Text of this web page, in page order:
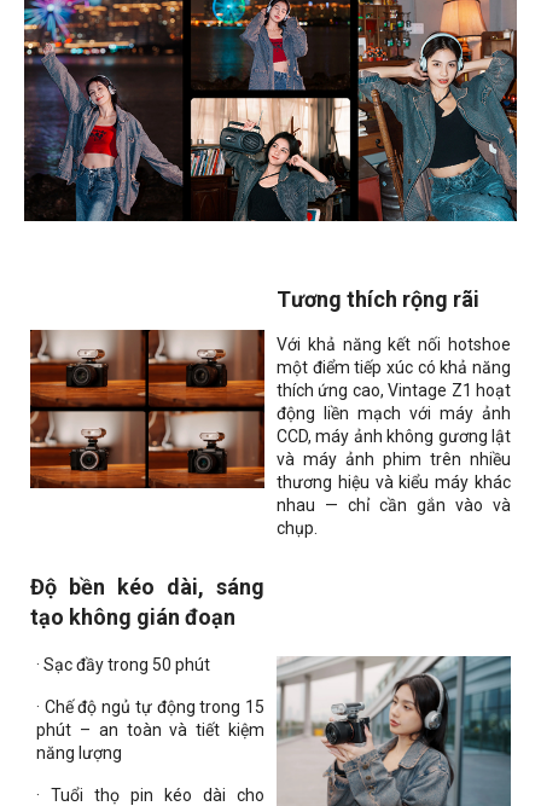
Tương thích rộng rãi
Với khả năng kết nối hotshoe
một điểm tiếp xúc có khả năng
thích ứng cao, Vintage Z1 hoạt
động liền mạch với máy ảnh
CCD, máy ảnh không gương lật
và máy ảnh phim trên nhiều
thương hiệu và kiểu máy khác
nhau — chỉ cần gắn vào và
chụp.
Độ bền kéo dài, sáng
tạo không gián đoạn
· Sạc đầy trong 50 phút
· Chế độ ngủ tự động trong 15
phút – an toàn và tiết kiệm
năng lượng
· Tuổi thọ pin kéo dài cho